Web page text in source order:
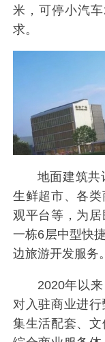
米，可停小汽
求。
地面建筑共
生鲜超市、各
观平台等，为
一栋6层中型快
边旅游开发服务。
2020年以
对入驻商业进
集生活配套、